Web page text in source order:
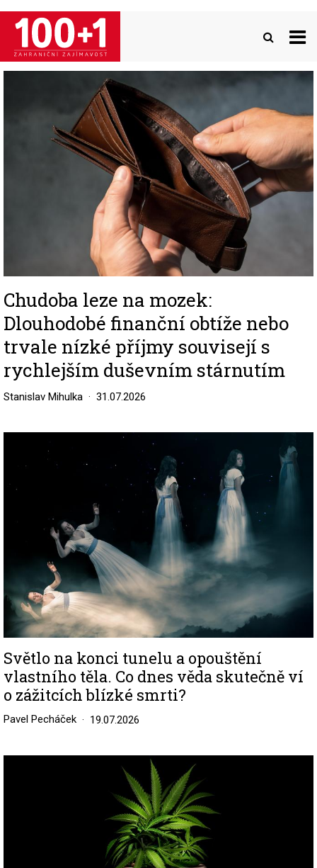
Přejít
hlavnímu
obsahu
Chudoba leze na mozek:
Dlouhodobé finanční obtíže nebo
trvale nízké příjmy souvisejí s
rychlejším duševním stárnutím
Stanislav Mihulka 31.07.2026
Světlo na konci tunelu a opouštění
vlastního těla. Co dnes věda skutečně ví
o zážitcích blízké smrti?
Pavel Pecháček 19.07.2026